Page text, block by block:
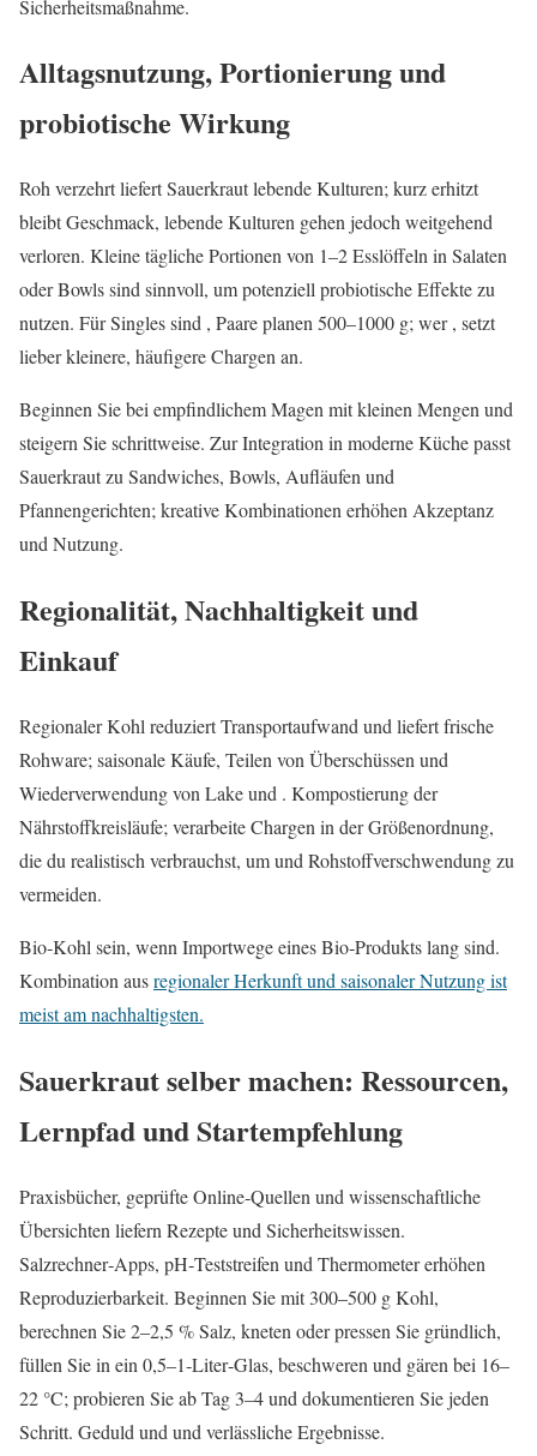
Sicherheitsmaßnahme.
Alltagsnutzung, Portionierung und
probiotische Wirkung
Roh verzehrt liefert Sauerkraut lebende Kulturen; kurz erhitzt
bleibt Geschmack, lebende Kulturen gehen jedoch weitgehend
verloren. Kleine tägliche Portionen von 1–2 Esslöffeln in Salaten
oder Bowls sind sinnvoll, um potenziell probiotische Effekte zu
nutzen. Für Singles sind , Paare planen 500–1000 g; wer , setzt
lieber kleinere, häufigere Chargen an.
Beginnen Sie bei empfindlichem Magen mit kleinen Mengen und
steigern Sie schrittweise. Zur Integration in moderne Küche passt
Sauerkraut zu Sandwiches, Bowls, Aufläufen und
Pfannengerichten; kreative Kombinationen erhöhen Akzeptanz
und Nutzung.
Regionalität, Nachhaltigkeit und
Einkauf
Regionaler Kohl reduziert Transportaufwand und liefert frische
Rohware; saisonale Käufe, Teilen von Überschüssen und
Wiederverwendung von Lake und . Kompostierung der
Nährstoffkreisläufe; verarbeite Chargen in der Größenordnung,
die du realistisch verbrauchst, um und Rohstoffverschwendung zu
vermeiden.
Bio‑Kohl sein, wenn Importwege eines Bio‑Produkts lang sind.
Kombination ausregionaler Herkunft und saisonaler Nutzung ist
meist am nachhaltigsten.
Sauerkraut selber machen: Ressourcen,
Lernpfad und Startempfehlung
Praxisbücher, geprüfte Online‑Quellen und wissenschaftliche
Übersichten liefern Rezepte und Sicherheitswissen.
Salzrechner‑Apps, pH‑Teststreifen und Thermometer erhöhen
Reproduzierbarkeit. Beginnen Sie mit 300–500 g Kohl,
berechnen Sie 2–2,5 % Salz, kneten oder pressen Sie gründlich,
füllen Sie in ein 0,5–1‑Liter‑Glas, beschweren und gären bei 16–
22 °C; probieren Sie ab Tag 3–4 und dokumentieren Sie jeden
Schritt. Geduld und und verlässliche Ergebnisse.